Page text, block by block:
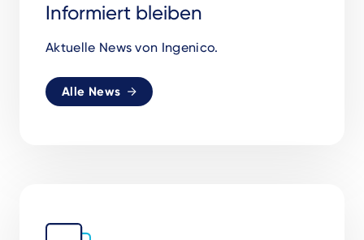
Informiert bleiben
Aktuelle News von Ingenico.
Alle News